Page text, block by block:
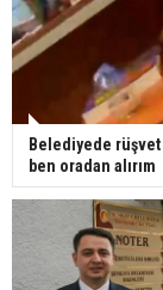
Belediyede rüşvet
ben oradan alırım